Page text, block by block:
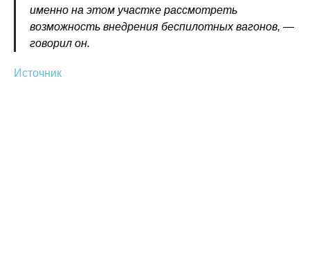
именно на этом участке рассмотреть
возможность внедрения беспилотных вагонов, —
говорил он.
Источник